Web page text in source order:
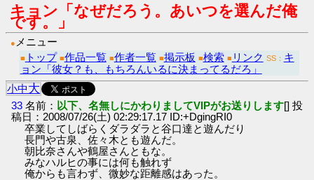
キョン「なぜだろう。あいつを選んだ俺
です。」
● メニュー
■ トップ ■作品一覧 ■作者一覧 ■掲示板 ■検索 ■ リンク SS： キ
ョン「彼女？も、もちろんいるに決まってるだろ」
小中大
33 名前： 以下、名無しにかわりましてVIPがお送りします[] 投
稿日：2008/07/26(土) 02:29:17.17 ID:+DgingRI0
卒業してしばらくダラダラと谷口達と遊んだり
長門や古泉、佐々木とも遊んだ。
朝比奈さんや鶴屋さんともな。
みなハルヒの事には何も触れず
俺からも言わず、微妙な距離感はあった。